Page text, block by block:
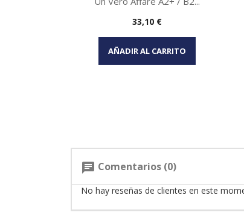
Vista rápida
Precio
33,10 €
AÑADIR AL CARRITO
chat Comentarios (0)
No hay reseñas de clientes en este